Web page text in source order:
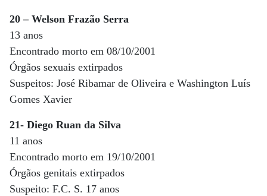
20 – Welson Frazão Serra
13 anos
Encontrado morto em 08/10/2001
Órgãos sexuais extirpados
Suspeitos: José Ribamar de Oliveira e Washington Luís
Gomes Xavier
21- Diego Ruan da Silva
11 anos
Encontrado morto em 19/10/2001
Órgãos genitais extirpados
Suspeito: F.C. S. 17 anos